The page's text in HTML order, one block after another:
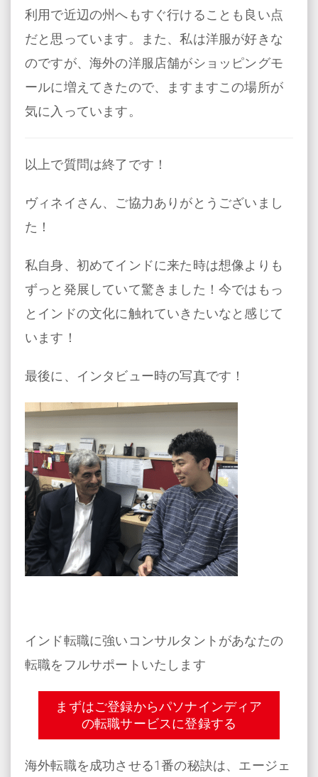
利用で近辺の州へもすぐ行けることも良い点
だと思っています。また、私は洋服が好きな
のですが、海外の洋服店舗がショッピングモ
ールに増えてきたので、ますますこの場所が
気に入っています。
以上で質問は終了です！
ヴィネイさん、ご協力ありがとうございまし
た！
私自身、初めてインドに来た時は想像よりも
ずっと発展していて驚きました！今ではもっ
とインドの文化に触れていきたいなと感じて
います！
最後に、インタビュー時の写真です！
インド転職に強いコンサルタントがあなたの
転職をフルサポートいたします
まずはご登録からパソナインディア
の転職サービスに登録する
海外転職を成功させる1番の秘訣は、エージェ